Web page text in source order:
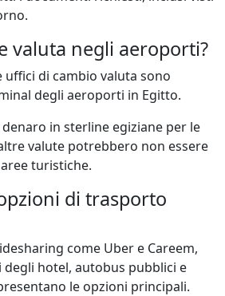
valuta negli aeroporti?
di cambio valuta sono
degli aeroporti in Egitto.
in sterline egiziane per le
valute potrebbero non essere
turistiche.
di trasporto
come Uber e Careem,
hotel, autobus pubblici e
le opzioni principali.